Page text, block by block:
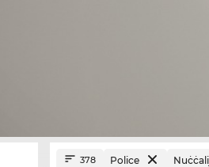
378 Police